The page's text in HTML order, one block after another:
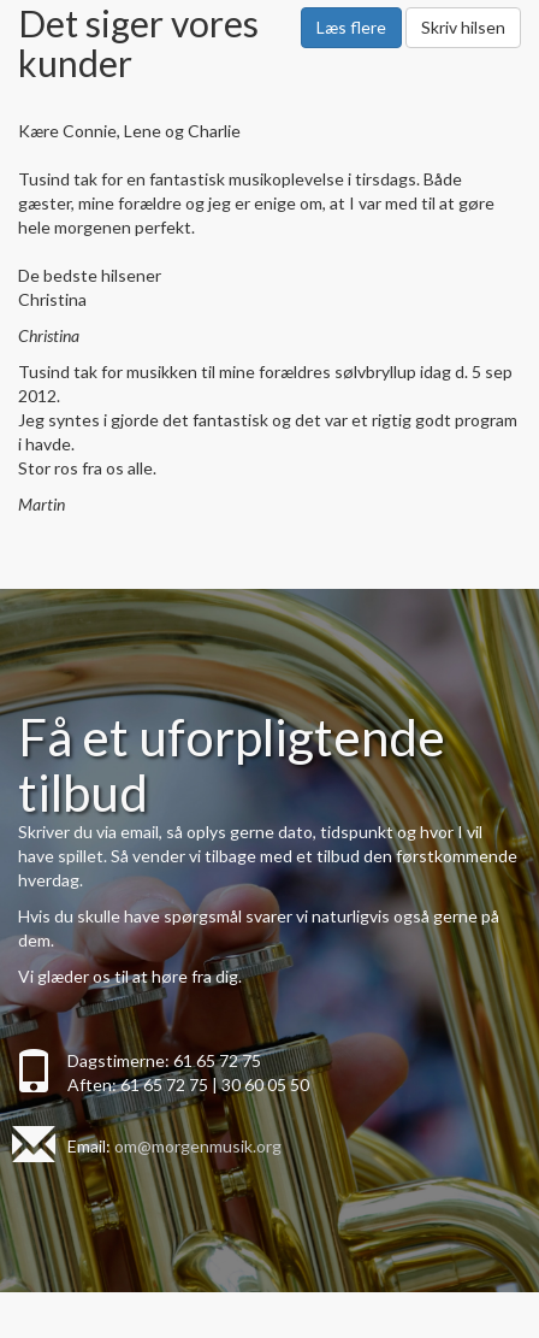
Læs flere Skriv hilsen
Det siger vores
kunder
Kære Connie, Lene og Charlie
Tusind tak for en fantastisk musikoplevelse i tirsdags. Både
gæster, mine forældre og jeg er enige om, at I var med til at gøre
hele morgenen perfekt.
De bedste hilsener
Christina
Christina
Tusind tak for musikken til mine forældres sølvbryllup idag d. 5 sep
2012.
Jeg syntes i gjorde det fantastisk og det var et rigtig godt program
i havde.
Stor ros fra os alle.
Martin
Få et uforpligtende
tilbud
Skriver du via email, så oplys gerne dato, tidspunkt og hvor I vil
have spillet. Så vender vi tilbage med et tilbud den førstkommende
hverdag.
Hvis du skulle have spørgsmål svarer vi naturligvis også gerne på
dem.
Vi glæder os til at høre fra dig.
Dagstimerne: 61 65 72 75
Aften: 61 65 72 75 | 30 60 05 50
Email:om@morgenmusik.org